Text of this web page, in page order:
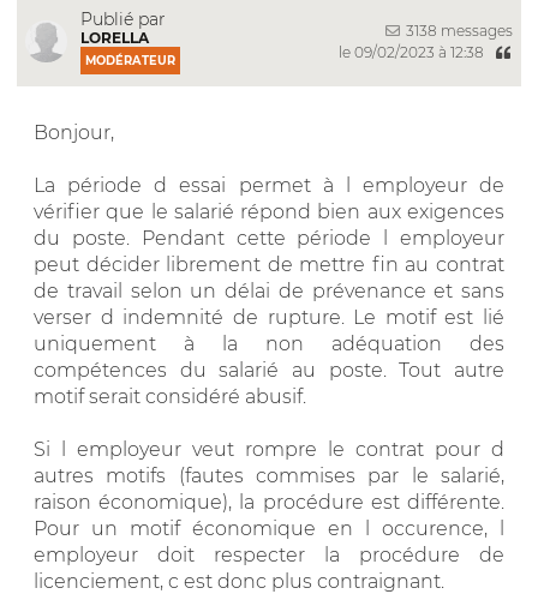
Publié par
LORELLA
MODÉRATEUR
3138 messages
le 09/02/2023 à 12:38
Bonjour,
La période d essai permet à l employeur de
vérifier que le salarié répond bien aux exigences
du poste. Pendant cette période l employeur
peut décider librement de mettre fin au contrat
de travail selon un délai de prévenance et sans
verser d indemnité de rupture. Le motif est lié
uniquement à la non adéquation des
compétences du salarié au poste. Tout autre
motif serait considéré abusif.
Si l employeur veut rompre le contrat pour d
autres motifs (fautes commises par le salarié,
raison économique), la procédure est différente.
Pour un motif économique en l occurence, l
employeur doit respecter la procédure de
licenciement, c est donc plus contraignant.